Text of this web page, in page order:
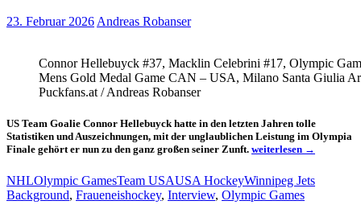
23. Februar 2026 Andreas Robanser
Connor Hellebuyck #37, Macklin Celebrini #17, Olympic
Mens Gold Medal Game CAN – USA, Milano Santa Giulia
Puckfans.at / Andreas Robanser
US Team Goalie Connor Hellebuyck hatte in den letzten Jahren tolle
Statistiken und Auszeichnungen, mit der unglaublichen Leistung im Olympia
Finale gehört er nun zu den ganz großen seiner Zunft. Connor
nun
unumstritten
ein
weiterlesen →
NHLOlympic GamesTeam USAUSA HockeyWinnipeg Jets
Background, Fraueneishockey, Interview, Olympic Games